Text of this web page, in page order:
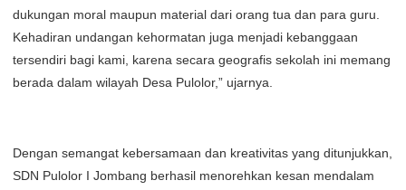
dukungan moral maupun material dari orang tua dan para guru.
Kehadiran undangan kehormatan juga menjadi kebanggaan
tersendiri bagi kami, karena secara geografis sekolah ini memang
berada dalam wilayah Desa Pulolor,” ujarnya.
Dengan semangat kebersamaan dan kreativitas yang ditunjukkan,
SDN Pulolor I Jombang berhasil menorehkan kesan mendalam